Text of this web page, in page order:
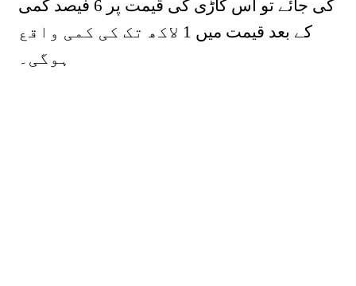
کی جائے تو اس گاڑی کی قیمت پر 6 فیصد کمی
کے بعد قیمت میں 1 لاکھ تک کی کمی واقع
ہوگی۔